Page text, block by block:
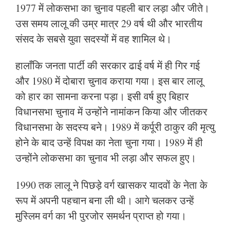
1977 में लोकसभा का चुनाव पहली बार लड़ा और जीते।
उस समय लालू की उम्र मात्र 29 वर्ष थी और भारतीय
संसद के सबसे युवा सदस्यों में वह शामिल थे।
हालाँकि जनता पार्टी की सरकार ढाई वर्ष में ही गिर गई
और 1980 में दोबारा चुनाव कराया गया। इस बार लालू
को हार का सामना करना पड़ा। इसी वर्ष हुए बिहार
विधानसभा चुनाव में उन्होंने नामांकन किया और जीतकर
विधानसभा के सदस्य बने। 1989 में कर्पूरी ठाकुर की मृत्यु
होने के बाद उन्हें विपक्ष का नेता चुना गया। 1989 में ही
उन्होंने लोकसभा का चुनाव भी लड़ा और सफल हुए।
1990 तक लालू ने पिछड़े वर्ग खासकर यादवों के नेता के
रूप में अपनी पहचान बना ली थी। आगे चलकर उन्हें
मुस्लिम वर्ग का भी पुरजोर समर्थन प्राप्त हो गया।